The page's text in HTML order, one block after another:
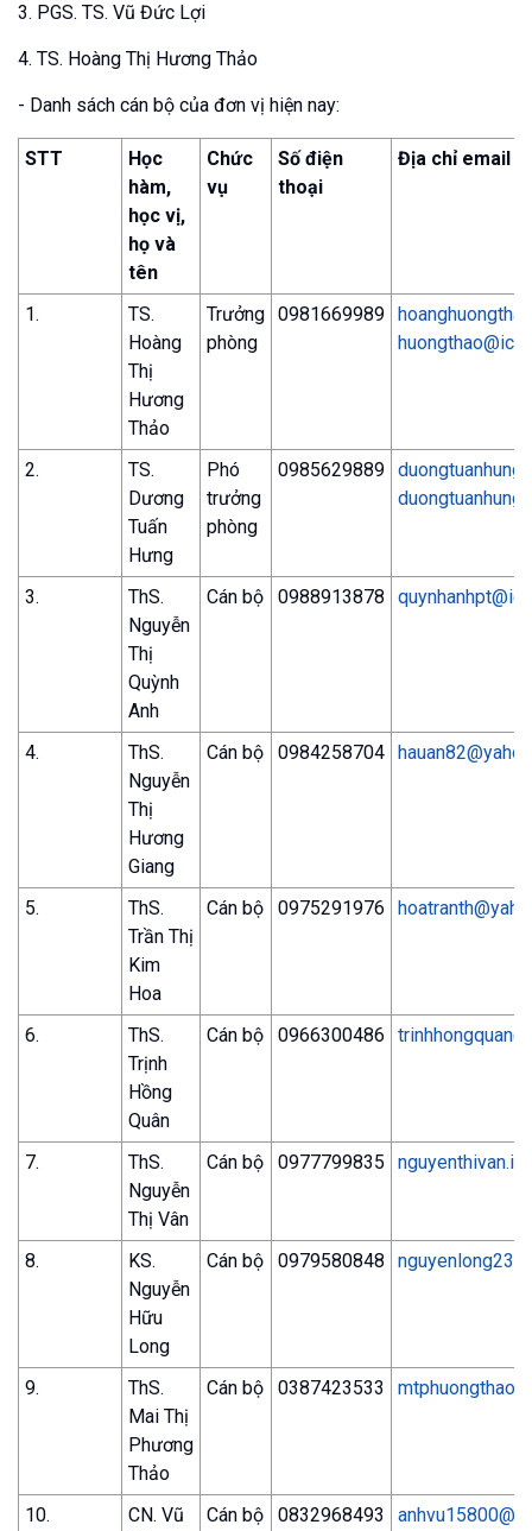
3. PGS. TS. Vũ Đức Lợi
4. TS. Hoàng Thị Hương Thảo
- Danh sách cán bộ của đơn vị hiện nay:
STT
Học
hàm,
học vị,
họ và
tên
Chức
vụ
Số điện
thoại
Địa chỉ email
1.
TS.
Hoàng
Thị
Hương
Thảo
Trưởng
phòng
0981669989
2.
TS.
Dương
Tuấn
Hưng
Phó
trưởng
phòng
0985629889
3.
ThS.
Nguyễn
Thị
Quỳnh
Anh
Cán bộ 0988913878
4.
ThS.
Nguyễn
Thị
Hương
Giang
Cán bộ 0984258704
5.
ThS.
Trần Thị
Kim
Hoa
Cán bộ 0975291976
6.
ThS.
Trịnh
Hồng
Quân
Cán bộ 0966300486
7.
ThS.
Nguyễn
Thị Vân
Cán bộ 0977799835
8.
KS.
Nguyễn
Hữu
Long
Cán bộ 0979580848
9.
ThS.
Mai Thị
Phương
Thảo
Cán bộ 0387423533
10.
CN. Vũ
Cán bộ 0832968493